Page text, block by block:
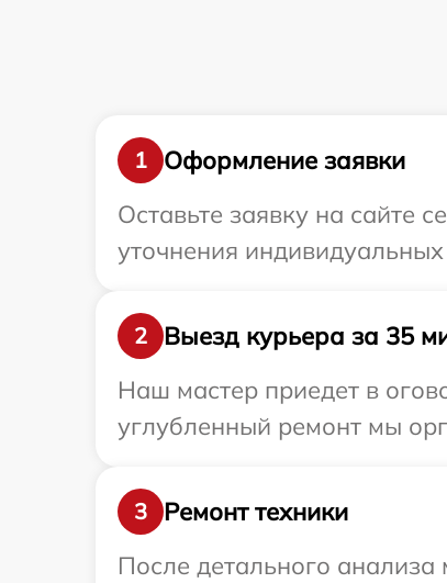
1
Оформление заявки
Оставьте заявку на сайте
уточнения
2
Выезд курьера за 35
Наш мастер приедет в
углубленный ремонт мы
3
Ремонт техники
После детального